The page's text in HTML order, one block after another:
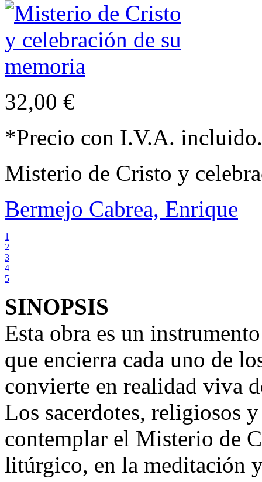
32,00 €
*Precio con I.V.A. incluido.
Misterio de Cristo y
Bermejo Cabrea, Enrique
1
2
3
4
5
SINOPSIS
Esta obra es un
que encierra cada uno de
convierte en realidad viva
Los sacerdotes, religiosos
contemplar el Misterio de
litúrgico, en la meditación